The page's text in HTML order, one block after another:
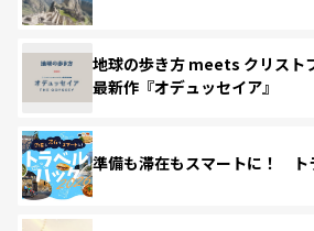
地球の歩き方 meets クリスト
最新作『オデュッセイア』
準備も滞在もスマートに！ ト